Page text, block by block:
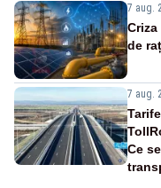
7 aug.
de
7 aug.
Ce